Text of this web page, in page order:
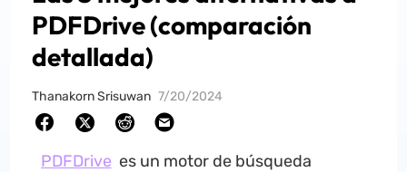
PDFDrive (comparación
detallada)
Thanakorn Srisuwan 7/20/2024
PDFDrive es un motor de búsqueda